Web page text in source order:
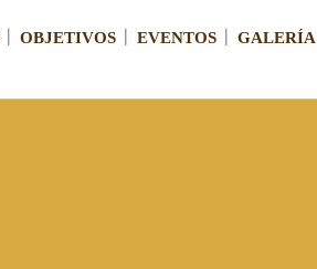
OBJETIVOS EVENTOS GALERÍA